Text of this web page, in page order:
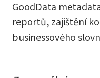
GoodData
reportů, zajištění
businessového